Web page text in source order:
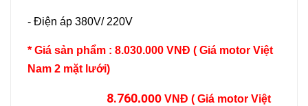
- Điện áp 380V/ 220V
* Giá sản phẩm : 8.030.000 VNĐ ( Giá motor Việt
Nam 2 mặt lưới)
8.760.000 VNĐ ( Giá motor Việt